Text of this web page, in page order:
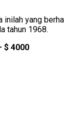
inilah yang
tahun 1968.
$ 4000